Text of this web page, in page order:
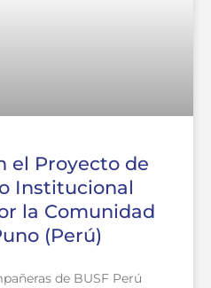
el Proyecto de
Institucional
la Comunidad
(Perú)
de BUSF Perú